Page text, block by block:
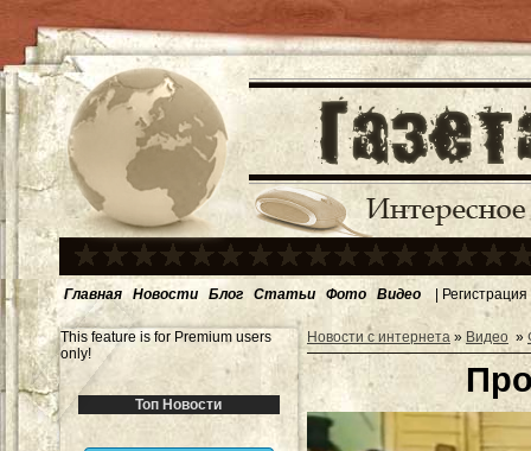
Главная Новости Блог Статьи Фото Видео | Регистрация
This feature is for Premium users
only!
Топ Новости
Новости с интернета » Видео »